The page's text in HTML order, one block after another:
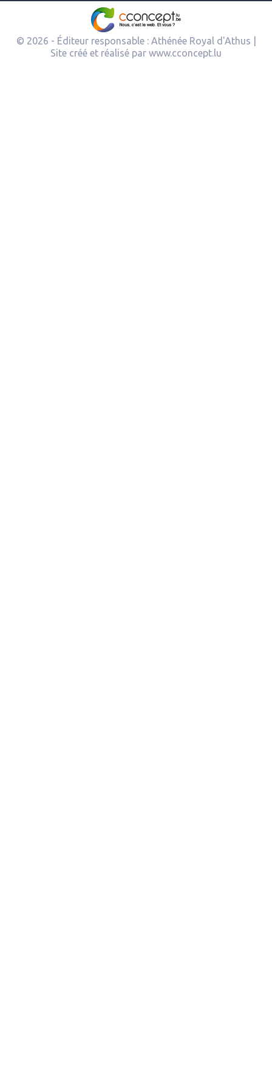
© 2026 - Éditeur responsable : Athénée Royal d'Athus |
Site créé et réalisé par www.cconcept.lu